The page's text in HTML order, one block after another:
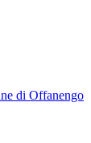
di Offanengo